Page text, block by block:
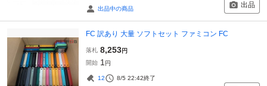
出品中の商品 出品
FC 訳あり 大量 ソフトセット ファミコン FC
落札 8,253円
開始 1 円
12 8/5 22:42終了